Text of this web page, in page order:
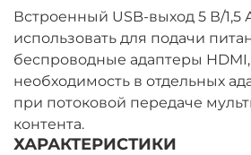
Встроенный USB-выход 5 В/
использовать для подачи
беспроводные адаптеры HDMI,
необходимость в отдельных
при потоковой передаче
контента.
ХАРАКТЕРИСТИКИ